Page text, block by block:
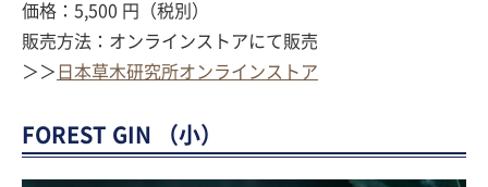
価格：5,500 円（税別）
販売方法：オンラインストアにて販売
＞＞ 日本草木研究所オンラインストア
FOREST GIN （小）